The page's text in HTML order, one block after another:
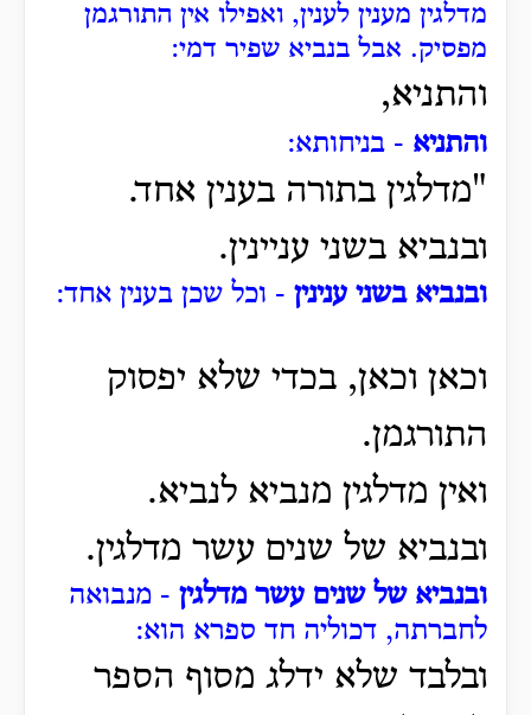
מדלגין מענין לענין, ואפילו אין התורגמן
מפסיק. אבל בנביא שפיר דמי:
והתניא,
והתניא - בניחותא:
"מדלגין בתורה בענין אחד.
ובנביא בשני עניינין.
ובנביא בשני ענינין - וכל שכן בענין אחד:
וכאן וכאן, בכדי שלא יפסוק
התורגמן.
ואין מדלגין מנביא לנביא.
ובנביא של שנים עשר מדלגין.
ובנביא של שנים עשר מדלגין - מנבואה
לחברתה, דכוליה חד ספרא הוא:
ובלבד שלא ידלג מסוף הספר